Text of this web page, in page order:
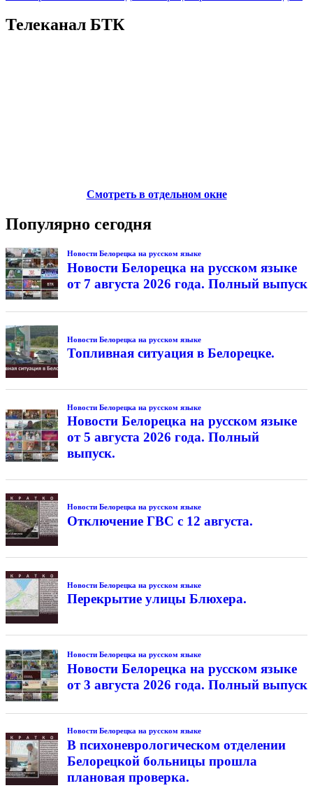
Телеканал БТК
Смотреть в отдельном окне
Популярно сегодня
Новости Белорецка на русском языке
Новости Белорецка на русском языке
от 7 августа 2026 года. Полный выпуск
Новости Белорецка на русском языке
Топливная ситуация в Белорецке.
Новости Белорецка на русском языке
Новости Белорецка на русском языке
от 5 августа 2026 года. Полный
выпуск.
Новости Белорецка на русском языке
Отключение ГВС с 12 августа.
Новости Белорецка на русском языке
Перекрытие улицы Блюхера.
Новости Белорецка на русском языке
Новости Белорецка на русском языке
от 3 августа 2026 года. Полный выпуск
Новости Белорецка на русском языке
В психоневрологическом отделении
Белорецкой больницы прошла
плановая проверка.